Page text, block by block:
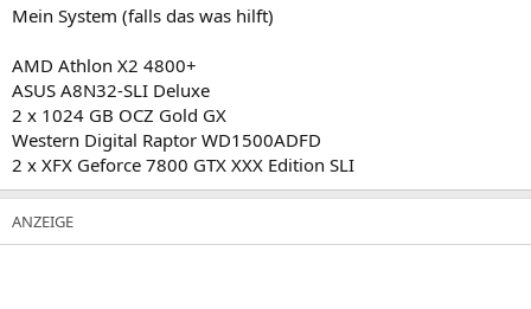
Mein System (falls das was hilft)
AMD Athlon X2 4800+
ASUS A8N32-SLI Deluxe
2 x 1024 GB OCZ Gold GX
Western Digital Raptor WD1500ADFD
2 x XFX Geforce 7800 GTX XXX Edition SLI